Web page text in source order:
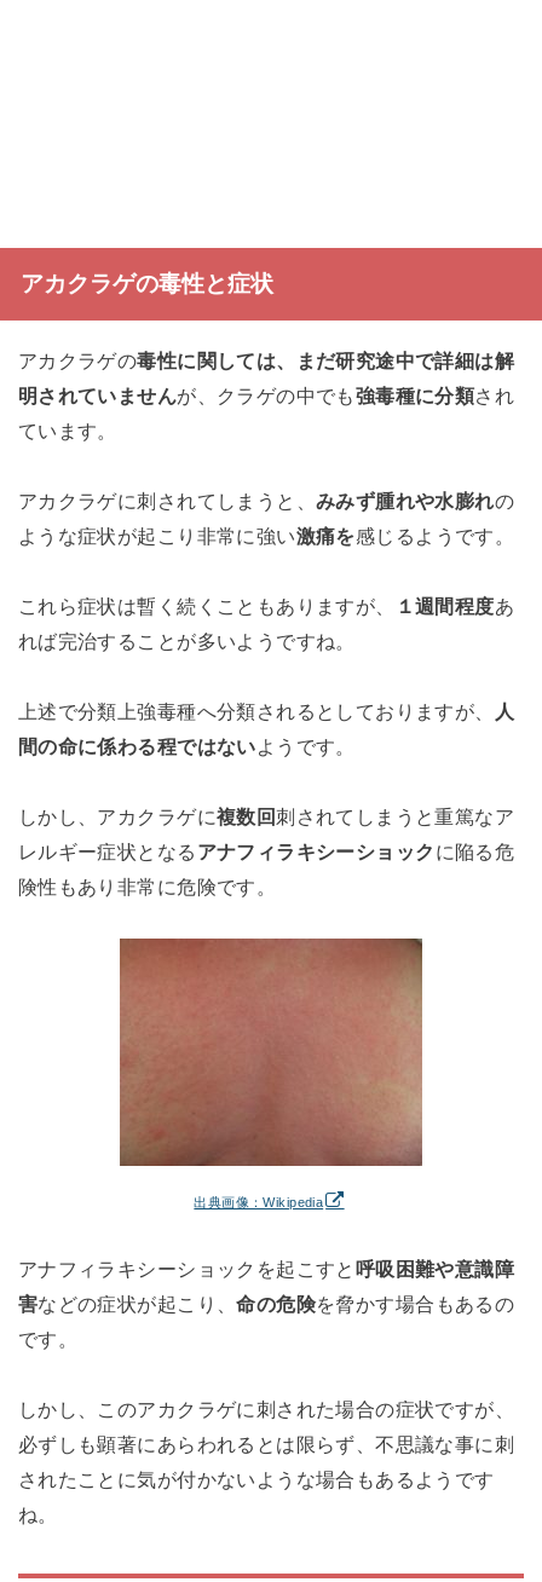
アカクラゲの毒性と症状
アカクラゲの毒性に関しては、まだ研究途中で詳細は解
明されていませんが、クラゲの中でも強毒種に分類され
ています。
アカクラゲに刺されてしまうと、みみず腫れや水膨れの
ような症状が起こり非常に強い激痛を感じるようです。
これら症状は暫く続くこともありますが、 １週間程度あ
れば完治することが多いようですね。
上述で分類上強毒種へ分類されるとしておりますが、
人
間の命に係わる程ではないようです。
しかし、アカクラゲに複数回刺されてしまうと重篤なア
レルギー症状となる アナフィラキシーショック に陥る危
険性もあり非常に危険です。
出典画像：Wikipedia
アナフィラキシーショックを起こすと 呼吸困難や意識障
害などの症状が起こり、命の危険を脅かす場合もあるの
です。
しかし、このアカクラゲに刺された場合の症状ですが、
必ずしも顕著にあらわれるとは限らず、不思議な事に刺
されたことに気が付かないような場合もあるようです
ね。